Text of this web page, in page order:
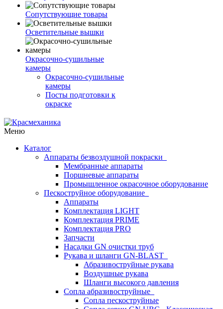
Сопутствующие товары
Осветительные вышки
Окрасочно-сушильные
камеры
Окрасочно-сушильные
камеры
Посты подготовки к
окраске
Меню
Каталог
Аппараты безвоздушной покраски
Мембранные аппараты
Поршневые аппараты
Промышленное окрасочное оборудование
Пескоструйное оборудование
Аппараты
Комплектация LIGHT
Комплектация PRIME
Комплектация PRO
Запчасти
Насадки GN очистки труб
Рукава и шланги GN-BLAST
Абразивоструйные рукава
Воздушные рукава
Шланги высокого давления
Сопла абразивоструйные
Сопла пескоструйные